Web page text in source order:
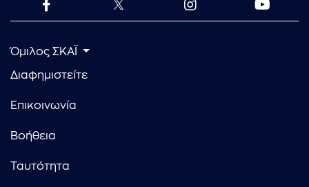
Όμιλος ΣΚΑΪ
Διαφημιστείτε
Επικοινωνία
Βοήθεια
Ταυτότητα